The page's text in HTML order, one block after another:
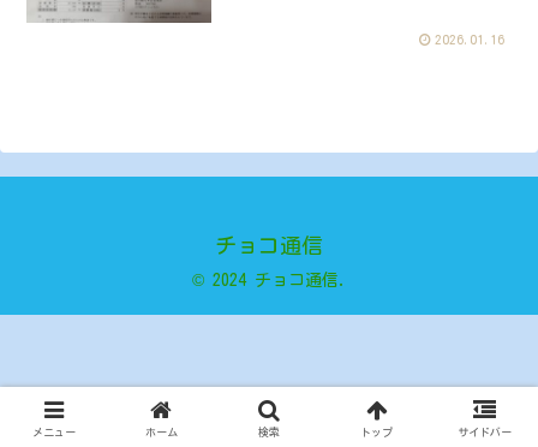
2026.01.16
チョコ通信
© 2024 チョコ通信.
メニュー ホーム 検索 トップ サイドバー